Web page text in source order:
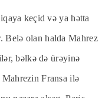
keçid və ya hətta
Belə olan halda Mahrez
bəlkə də ürəyinə
Fransa ilə